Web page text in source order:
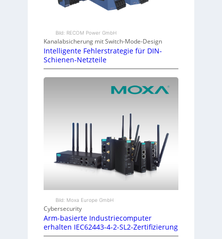
Bild: RECOM Power GmbH
Kanalabsicherung mit Switch-Mode-Design
Intelligente Fehlerstrategie für DIN-
Schienen-Netzteile
Bild: Moxa Europe GmbH
Cybersecurity
Arm-basierte Industriecomputer
erhalten IEC62443-4-2-SL2-Zertifizierung